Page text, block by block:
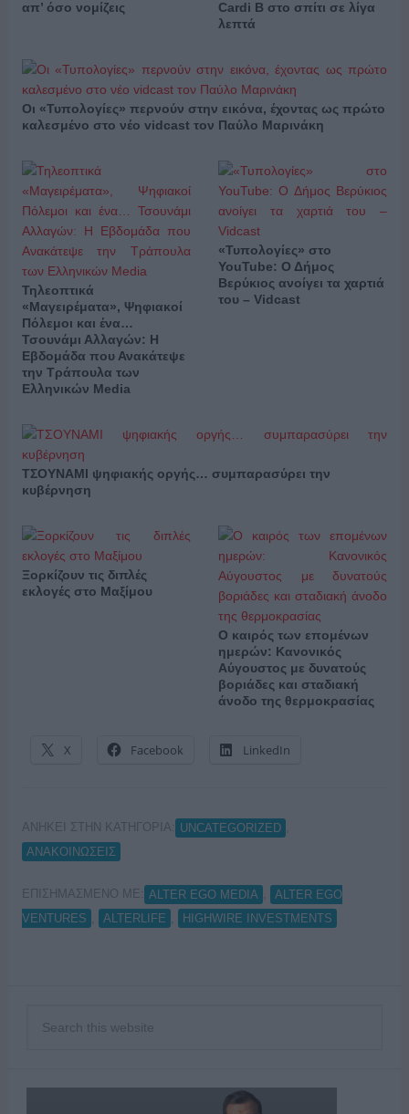
απ’ όσο νομίζεις
Cardi B στο σπίτι σε λίγα
λεπτά
Οι «Τυπολογίες» περνούν στην εικόνα, έχοντας ως πρώτο
καλεσμένο στο νέο vidcast τον Παύλο Μαρινάκη
Τηλεοπτικά
«Μαγειρέματα», Ψηφιακοί
Πόλεμοι και ένα…
Τσουνάμι Αλλαγών: Η
Εβδομάδα που Ανακάτεψε
την Τράπουλα των
Ελληνικών Media
«Τυπολογίες» στο
YouTube: Ο Δήμος
Βερύκιος ανοίγει τα χαρτιά
του – Vidcast
ΤΣΟΥΝΑΜΙ ψηφιακής οργής… συμπαρασύρει την
κυβέρνηση
Ξορκίζουν τις διπλές
εκλογές στο Μαξίμου
Ο καιρός των επομένων
ημερών: Κανονικός
Αύγουστος με δυνατούς
βοριάδες και σταδιακή
άνοδο της θερμοκρασίας
X Facebook LinkedIn
ΑΝΗΚΕΙ ΣΤΗΝ ΚΑΤΗΓΟΡΙΑ: UNCATEGORIZED
ΑΝΑΚΟΙΝΩΣΕΙΣ
ΕΠΙΣΗΜΑΣΜΕΝΟ ΜΕ: ALTER EGO MEDIA
ALTER EGO
VENTURES
ALTERLIFE HIGHWIRE INVESTMENTS